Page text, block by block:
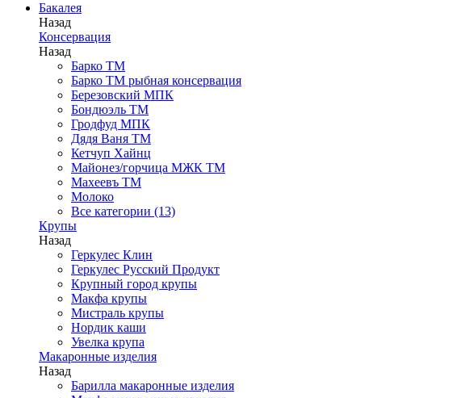
Бакалея
Назад
Консервация
Назад
Барко ТМ
Барко ТМ рыбная консервация
Березовский МПК
Бондюэль ТМ
Гродфуд МПК
Дядя Ваня ТМ
Кетчуп Хайнц
Майонез/горчица МЖК ТМ
Махеевъ ТМ
Молоко
Все категории (13)
Крупы
Назад
Геркулес Клин
Геркулес Русский Продукт
Крупный город крупы
Макфа крупы
Мистраль крупы
Нордик каши
Увелка крупа
Макаронные изделия
Назад
Барилла макаронные изделия